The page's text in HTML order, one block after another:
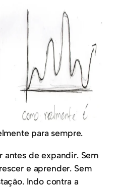
para sempre.
antes de expandir. Sem
e aprender. Sem
Indo contra a